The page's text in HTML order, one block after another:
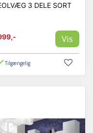
3 DELE SORT
Vis
Tilgængelig